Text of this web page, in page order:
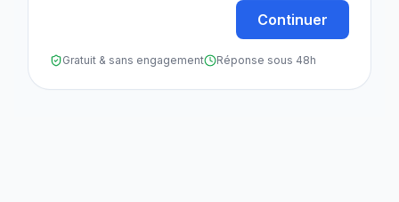
Continuer
Gratuit & sans engagement Réponse sous 48h